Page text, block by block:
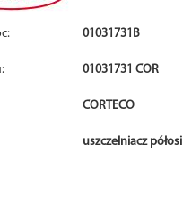
01031731B
01031731 COR
CORTECO
uszczelniacz półosi